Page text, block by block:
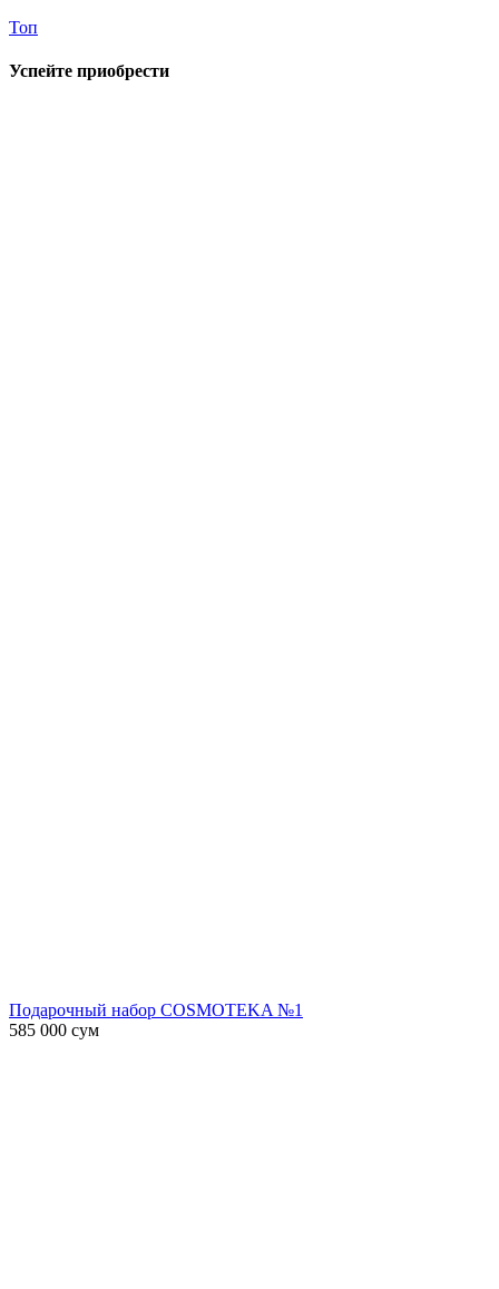
Топ
Успейте приобрести
Подарочный набор COSMOTEKA №1
585 000 сум